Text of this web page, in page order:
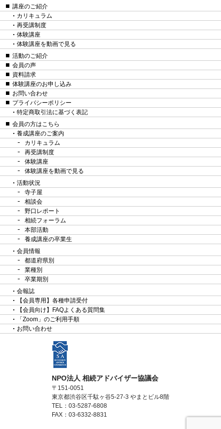
講座のご紹介
カリキュラム
再受講制度
体験講座
体験講座を動画で見る
活動のご紹介
会員の声
資料請求
体験講座のお申し込み
お問い合わせ
プライバシーポリシー
特定商取引法に基づく表記
会員の方はこちら
養成講座のご案内
カリキュラム
再受講制度
体験講座
体験講座を動画で見る
活動状況
寺子屋
相談会
野口レポート
相続フォーラム
本部活動
養成講座の卒業生
会員情報
都道府県別
業種別
卒業期別
会報誌
【会員専用】各種申請受付
【会員向け】FAQよくある質問集
「Zoom」のご利用手順
お問い合わせ
NPO法人 相続アドバイザー協議会
〒151-0051
東京都渋谷区千駄ヶ谷5-27-3 やまとビル8階
TEL：03-5287-6808
FAX：03-6332-8831